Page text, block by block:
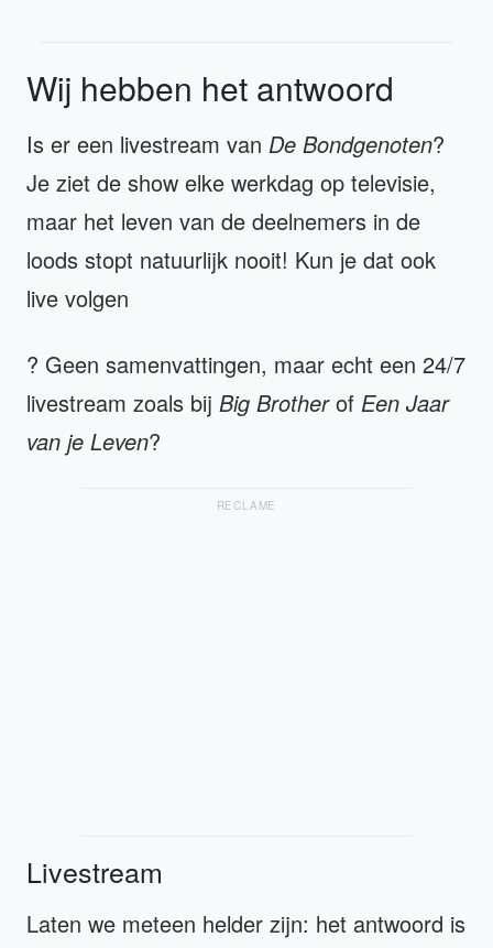
Wij hebben het antwoord
Is er een livestream van De Bondgenoten?
Je ziet de show elke werkdag op televisie,
maar het leven van de deelnemers in de
loods stopt natuurlijk nooit! Kun je dat ook
live volgen
? Geen samenvattingen, maar echt een 24/7
livestream zoals bij Big Brotherof Een Jaar
van je Leven?
RECLAME
Livestream
Laten we meteen helder zijn: het antwoord is